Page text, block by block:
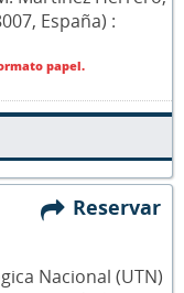
España) :
papel.
Reservar
Nacional (UTN)